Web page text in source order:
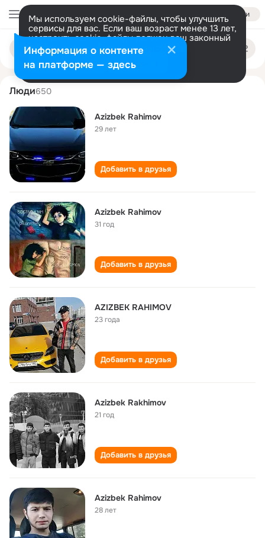
Войти
Мы используем cookie-файлы, чтобы улучшить
сервисы для вас. Если ваш возраст менее 13 лет,
настроить cookie-файлы должен ваш законный
представитель. Больше информации
Разрешить все Настроить
Поиск
людям
azizbek rakhimov
Люди650
Azizbek Rahimov
29 лет
Добавить в друзья
Azizbek Rahimov
31 год
Добавить в друзья
AZIZBEK RAHIMOV
23 года
Добавить в друзья
Azizbek Rakhimov
21 год
Добавить в друзья
Azizbek Rahimov
28 лет
Информация о контенте
на платформе — здесь